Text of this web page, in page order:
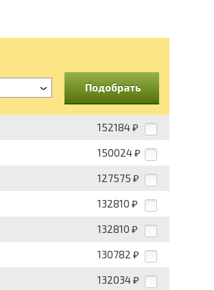
Подобрать
152184 ₽
150024 ₽
127575 ₽
132810 ₽
132810 ₽
130782 ₽
132034 ₽